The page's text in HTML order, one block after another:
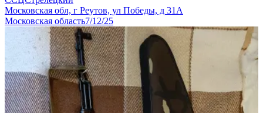
Московская обл, г Реутов, ул Победы, д 31А
Московская область7/12/25